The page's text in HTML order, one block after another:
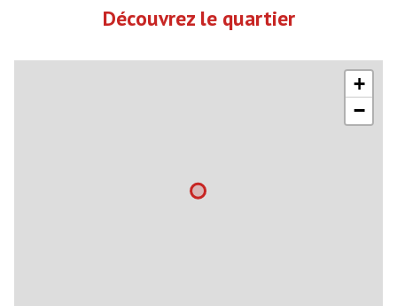
Découvrez le quartier
+
−